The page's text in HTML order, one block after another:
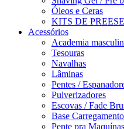
Óleos e Ceras
KITS DE
Acessórios
Academia
Tesouras
Navalhas
Lâminas
Pentes /
Pulverizadores
Escovas / Fade
Base Carregamento
Pente pra Maquínas